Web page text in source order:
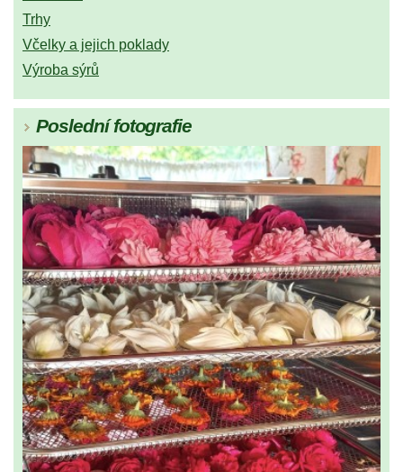
Trhy
Včelky a jejich poklady
Výroba sýrů
Poslední fotografie